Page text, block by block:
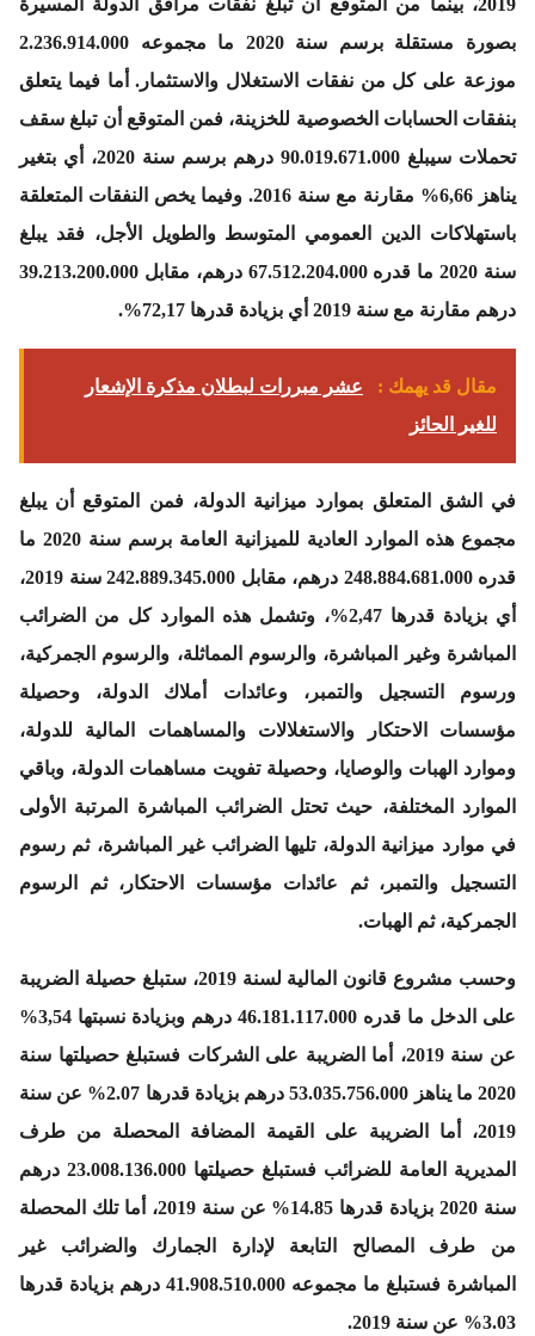
2019، بينما من المتوقع أن تبلغ نفقات مرافق الدولة المسيرة
بصورة مستقلة برسم سنة 2020 ما مجموعه 2.236.914.000
موزعة على كل من نفقات الاستغلال والاستثمار. أما فيما يتعلق
بنفقات الحسابات الخصوصية للخزينة، فمن المتوقع أن تبلغ سقف
تحملات سيبلغ 90.019.671.000 درهم برسم سنة 2020، أي بتغير
يناهز 6,66% مقارنة مع سنة 2016. وفيما يخص النفقات المتعلقة
باستهلاكات الدين العمومي المتوسط والطويل الأجل، فقد يبلغ
سنة 2020 ما قدره 67.512.204.000 درهم، مقابل 39.213.200.000
درهم مقارنة مع سنة 2019 أي بزيادة قدرها 72,17%.
مقال قد يهمك :
عشر مبررات لبطلان مذكرة الإشعار
للغير الحائز
في الشق المتعلق بموارد ميزانية الدولة، فمن المتوقع أن يبلغ
مجموع هذه الموارد العادية للميزانية العامة برسم سنة 2020 ما
قدره 248.884.681.000 درهم، مقابل 242.889.345.000 سنة 2019،
أي بزيادة قدرها 2,47%، وتشمل هذه الموارد كل من الضرائب
المباشرة وغير المباشرة، والرسوم المماثلة، والرسوم الجمركية،
ورسوم التسجيل والتمبر، وعائدات أملاك الدولة، وحصيلة
مؤسسات الاحتكار والاستغلالات والمساهمات المالية للدولة،
وموارد الهبات والوصايا، وحصيلة تفويت مساهمات الدولة، وباقي
الموارد المختلفة، حيث تحتل الضرائب المباشرة المرتبة الأولى
في موارد ميزانية الدولة، تليها الضرائب غير المباشرة، ثم رسوم
التسجيل والتمبر، ثم عائدات مؤسسات الاحتكار، ثم الرسوم
الجمركية، ثم الهبات.
وحسب مشروع قانون المالية لسنة 2019، ستبلغ حصيلة الضريبة
على الدخل ما قدره 46.181.117.000 درهم وبزيادة نسبتها 3,54%
عن سنة 2019، أما الضريبة على الشركات فستبلغ حصيلتها سنة
2020 ما يناهز 53.035.756.000 درهم بزيادة قدرها 2.07% عن سنة
2019، أما الضريبة على القيمة المضافة المحصلة من طرف
المديرية العامة للضرائب فستبلغ حصيلتها 23.008.136.000 درهم
سنة 2020 بزيادة قدرها 14.85% عن سنة 2019، أما تلك المحصلة
من طرف المصالح التابعة لإدارة الجمارك والضرائب غير
المباشرة فستبلغ ما مجموعه 41.908.510.000 درهم بزيادة قدرها
3.03% عن سنة 2019.